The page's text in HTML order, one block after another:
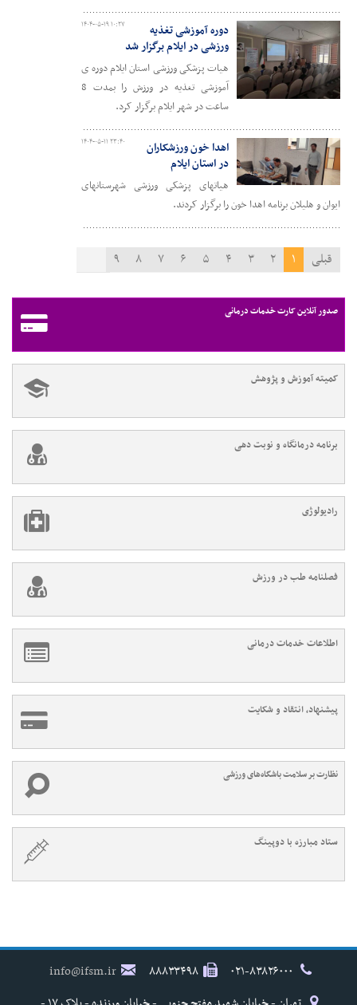
۱۴۰۴-۰۵-۱۹ ۱۰:۲۷
دوره آموزشی تغذیه
ورزشی در ایلام برگزار شد
هیات پزشکی ورزشی استان ایلام دوره ی
آموزشی تغذیه در ورزش را بمدت 8
ساعت در شهر ایلام برگزار کرد.
۱۴۰۴-۰۵-۱۱ ۲۳:۴۰
اهدا خون ورزشکاران
در استان ایلام
هیاتهای پزشکی ورزشی شهرستانهای
ایوان و هلیلان برنامه اهدا خون را برگزار کردند.
قبلی ۱ ۲ ۳ ۴ ۵ ۶ ۷ ۸
۹
صدور آنلاین کارت خدمات درمانی
کمیته آموزش و پژوهش
برنامه درمانگاه و نوبت دهی
رادیولوژی
فصلنامه طب در ورزش
اطلاعات خدمات درمانی
پیشنهاد، انتقاد و شکایت
نظارت بر سلامت باشگاه‌های ورزشی
ستاد مبارزه با دوپینگ
۸۸۸۳۳۴۹۸
info@ifsm.ir